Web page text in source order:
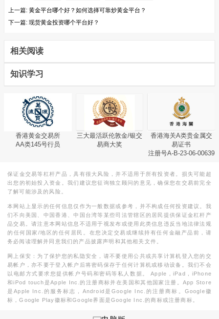
上一篇: 黄金平台哪个好？如何选择可靠炒黄金平台？
下一篇: 现货黄金投资哪个平台好？
相关阅读
知识学习
香港黄金交易所
AA类145号行员
三大最活跃伦敦金/银交
易商大奖
香港海关A类贵金属交
易证书
注册号A-B-23-06-00639
保证金交易等杠杆产品，具有很大风险，并不适用于所有投资者。损失可能超
出您的初始投入资金。我们建议您征询独立顾问的意见，确保您在交易前完全
了解可能涉及的风险。
本网站上显示的任何信息仅作为一般数据或参考，并不构成任何投资建议。我
们不向美国、中国香港、中国台湾等某些司法管辖区的居民提供保证金杠杆产
品交易。请注意本网站信息不适用于视发布或使用此类信息违反当地法律法规
的任何国家/地区的任何居民。在您决定交易或继续持有任何金融产品前，请
务必阅读理解并同意我们的产品披露声明和其他相关文件。
网上保安：为了保护您的私隐安全，请不要使用公共或共享计算机登入您的交
易帐户，亦不要于登入帐户后将密码保存于任何计算机或移动设备。我们不会
以电邮方式要求您提供帐户号码和密码等私人数据。 Apple，iPad，iPhone
和iPod touch是Apple Inc.的注册商标并在美国和其他国家注册。App Store
是Apple Inc.的服务标志，Android是Google Inc.的注册商标。Google徽
标，Google Play徽标和Google界面是Google Inc.的商标或注册商标。